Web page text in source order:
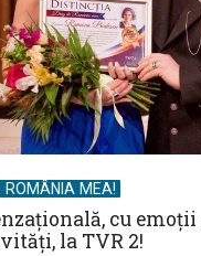
ROMÂNIA MEA!
cu emoţii
la TVR 2!